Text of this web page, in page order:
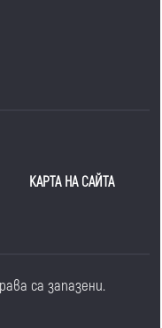
КАРТА НА САЙТА
са запазени.